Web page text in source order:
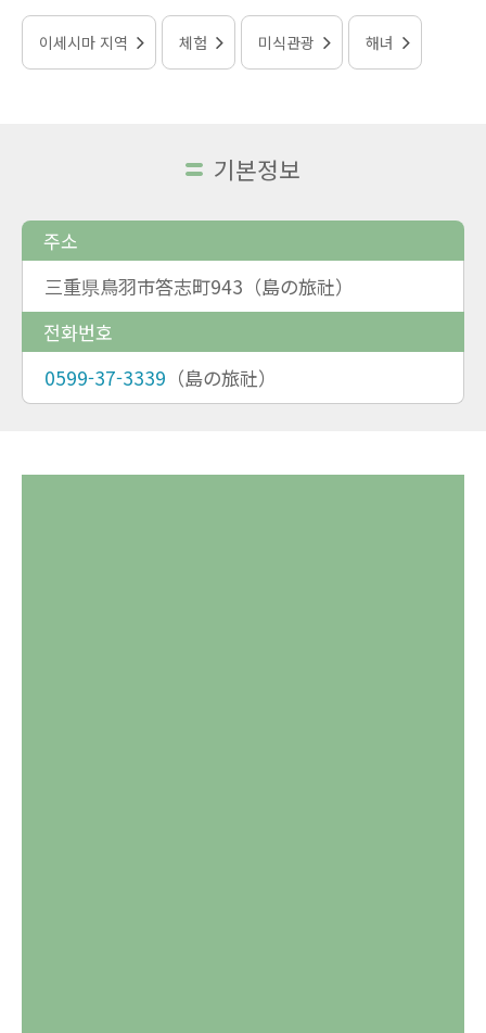
이세시마 지역 체험 미식관광 해녀
기본정보
주소
三重県鳥羽市答志町943（島の旅社）
전화번호
0599-37-3339 （島の旅社）